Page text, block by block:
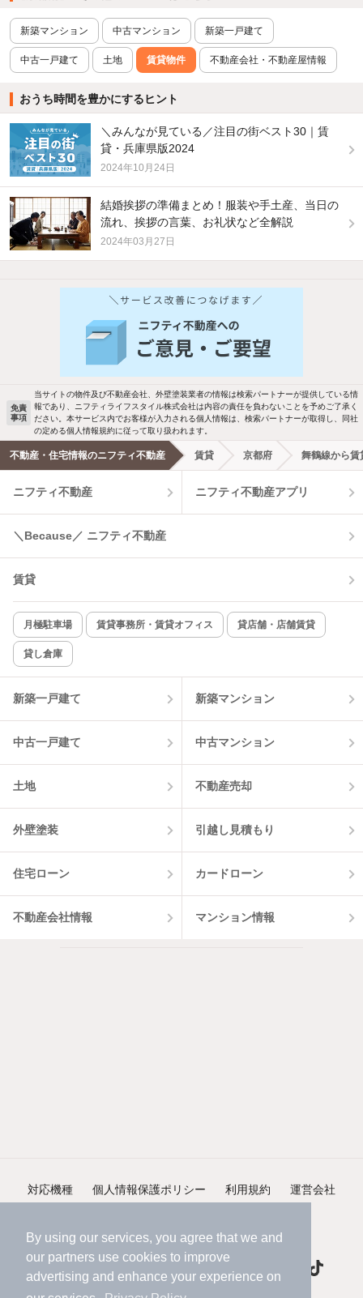
By using our services, you agree that we and
our partners use cookies to improve
advertising and enhance your experience on
新築マンション 中古マンション 新築一戸建て
中古一戸建て 土地 賃貸物件 不動産会社・不動産屋情報
おうち時間を豊かにするヒント
＼みんなが見ている／注目の街ベスト30｜賃
貸・兵庫県版2024
2024年10月24日
結婚挨拶の準備まとめ！服装や手土産、当日の
流れ、挨拶の言葉、お礼状など全解説
2024年03月27日
免責
事項
当サイトの物件及び不動産会社、外壁塗装業者の情報は検索パートナーが提供している情
報であり、ニフティライフスタイル株式会社は内容の責任を負わないことを予めご了承く
ださい。本サービス内でお客様が入力される個人情報は、検索パートナーが取得し、同社
の定める個人情報規約に従って取り扱われます。
不動産・住宅情報のニフティ不動産 賃貸 京都府 舞鶴線から賃
ニフティ不動産 ニフティ不動産アプリ
＼Because／ ニフティ不動産
賃貸
月極駐車場 賃貸事務所・賃貸オフィス 貸店舗・店舗賃貸
貸し倉庫
新築一戸建て 新築マンション
中古一戸建て 中古マンション
土地 不動産売却
外壁塗装 引越し見積もり
住宅ローン カードローン
不動産会社情報 マンション情報
対応機種 個人情報保護ポリシー 利用規約 運営会社